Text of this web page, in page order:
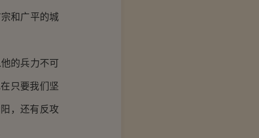
和广平的城
的兵力不可
只要我们坚
，还有反攻